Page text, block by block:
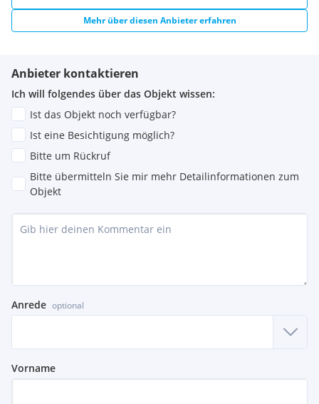
Mehr über diesen Anbieter erfahren
Anbieter kontaktieren
Ich will folgendes über das Objekt wissen:
Ist das Objekt noch verfügbar?
Ist eine Besichtigung möglich?
Bitte um Rückruf
Bitte übermitteln Sie mir mehr Detailinformationen zum
Objekt
Anrede optional
Vorname